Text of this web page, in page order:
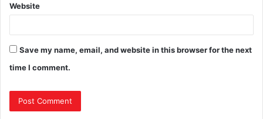
Website
Save my name, email, and website in this browser for the next
time I comment.